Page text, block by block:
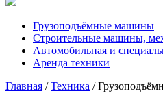
Грузоподъёмные машины
Строительные машины,
Автомобильная и
Аренда техники
Главная /Техника /